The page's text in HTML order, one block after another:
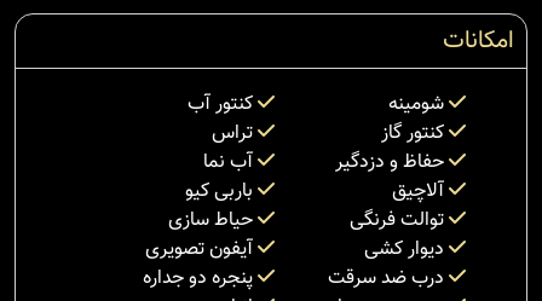
امکانات
شومینه
کنتور آب
کنتور گاز
تراس
حفاظ و دزدگیر
آب نما
آلاچیق
باربی کیو
توالت فرنگی
حیاط سازی
دیوار کشی
آیفون تصویری
درب ضد سرقت
پنجره دو جداره